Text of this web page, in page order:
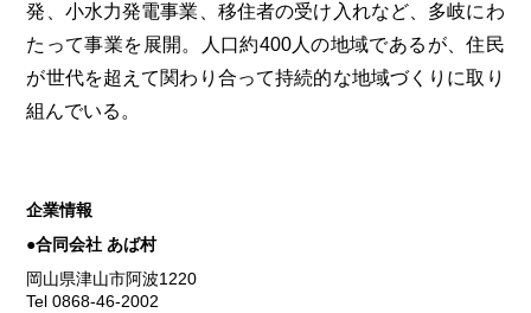
発、小水力発電事業、移住者の受け入れなど、多岐にわ
たって事業を展開。人口約400人の地域であるが、住民
が世代を超えて関わり合って持続的な地域づくりに取り
組んでいる。
企業情報
●合同会社 あば村
岡山県津山市阿波1220
Tel 0868-46-2002